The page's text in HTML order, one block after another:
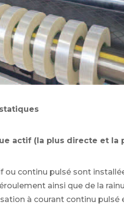
actif (la plus directe et la
continu pulsé sont
ainsi que de la
à courant continu pulsé